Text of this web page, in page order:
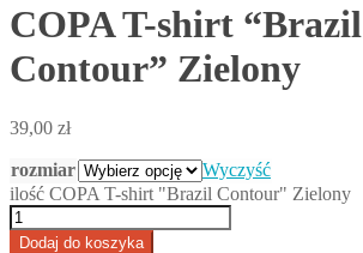
COPA T-shirt “Brazil
Contour” Zielony
39,00 zł
rozmiar
Wyczyść
ilość COPA T-shirt "Brazil Contour" Zielony
Dodaj do koszyka